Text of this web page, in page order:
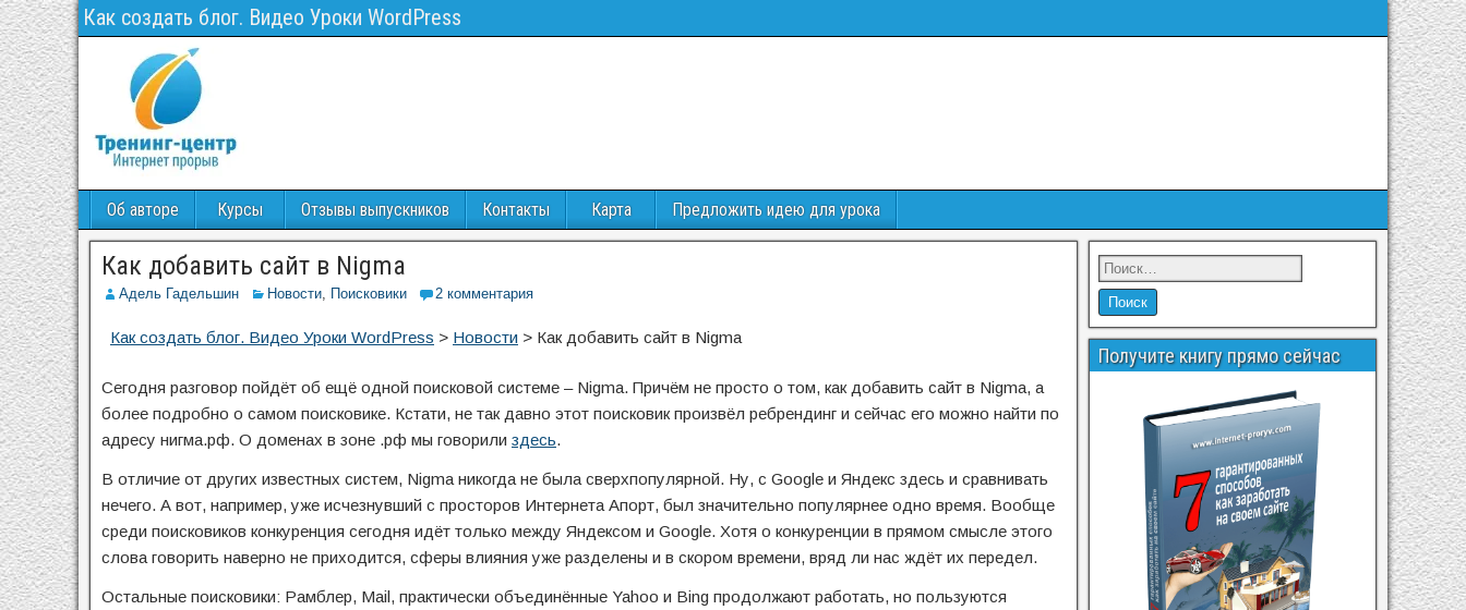
Как создать блог. Видео Уроки WordPress
Об авторе Курсы Отзывы выпускников Контакты Карта Предложить идею для урока
Как добавить сайт в Nigma
Адель Гадельшин Новости, Поисковики 2 комментария
Как создать блог. Видео Уроки WordPress > Новости > Как добавить сайт в Nigma
Сегодня разговор пойдёт об ещё одной поисковой системе – Nigma. Причём не просто о том, как добавить сайт в Nigma, а
более подробно о самом поисковике. Кстати, не так давно этот поисковик произвёл ребрендинг и сейчас его можно найти по
адресу нигма.рф. О доменах в зоне .рф мы говорили здесь.
В отличие от других известных систем, Nigma никогда не была сверхпопулярной. Ну, c Google и Яндекс здесь и сравнивать
нечего. А вот, например, уже исчезнувший с просторов Интернета Апорт, был значительно популярнее одно время. Вообще
среди поисковиков конкуренция сегодня идёт только между Яндексом и Google. Хотя о конкуренции в прямом смысле этого
слова говорить наверно не приходится, сферы влияния уже разделены и в скором времени, вряд ли нас ждёт их передел.
Остальные поисковики: Рамблер, Mail, практически объединённые Yahoo и Bing продолжают работать, но пользуются
Получите книгу прямо сейчас